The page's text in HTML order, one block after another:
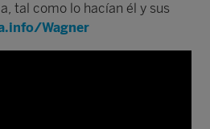
tal como lo hacían él y sus
Wagner